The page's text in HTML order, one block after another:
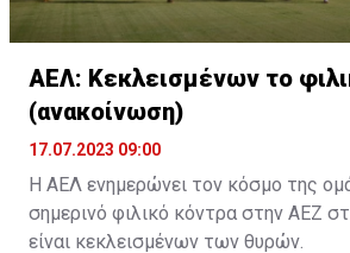
ΑΕΛ: Κεκλεισμένων το
(ανακοίνωση)
17.07.2023 09:00
Η ΑΕΛ ενημερώνει τον κόσμο της
σημερινό φιλικό κόντρα στην ΑΕΖ
είναι κεκλεισμένων των θυρών.